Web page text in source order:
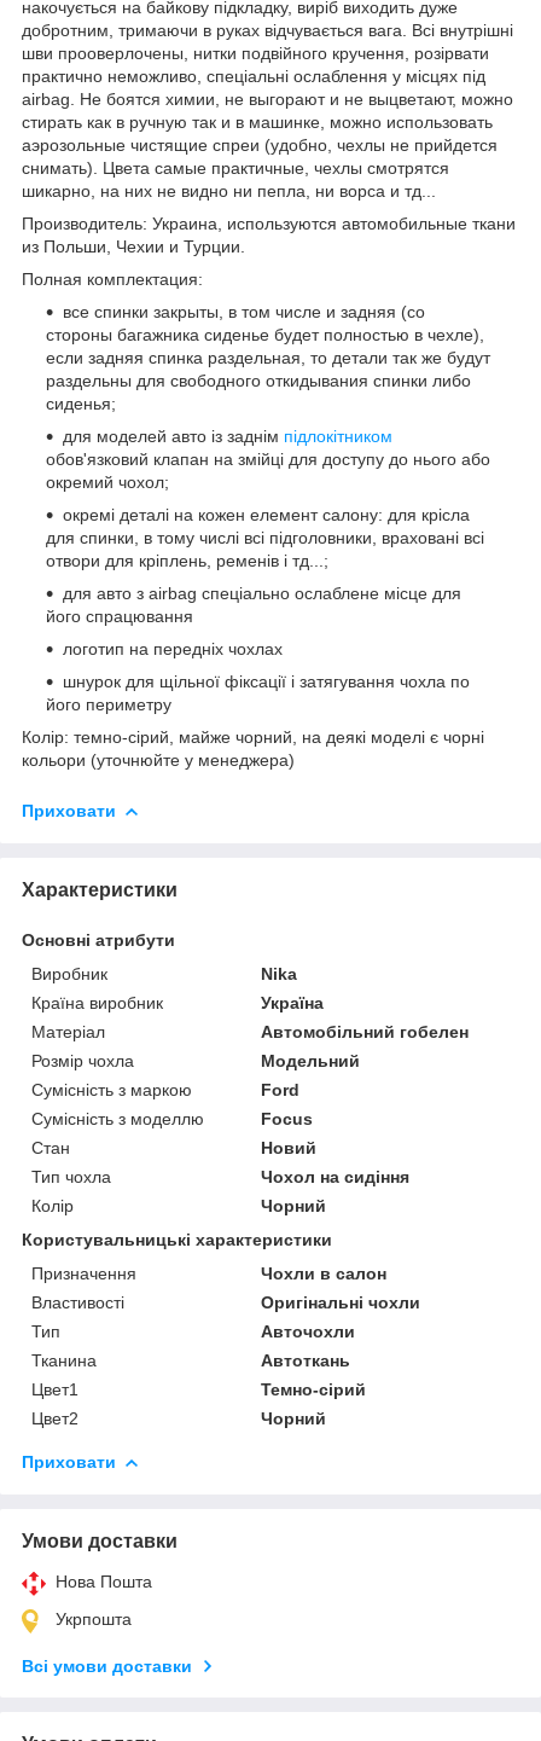
накочується на байкову підкладку, виріб виходить дуже
добротним, тримаючи в руках відчувається вага. Всі внутрішні
шви прооверлочены, нитки подвійного кручення, розірвати
практично неможливо, спеціальні ослаблення у місцях під
airbag. Не боятся химии, не выгорают и не выцветают, можно
стирать как в ручную так и в машинке, можно использовать
аэрозольные чистящие спреи (удобно, чехлы не прийдется
снимать). Цвета самые практичные, чехлы смотрятся
шикарно, на них не видно ни пепла, ни ворса и тд...
Производитель: Украина, используются автомобильные ткани
из Польши, Чехии и Турции.
Полная комплектация:
все спинки закрыты, в том числе и задняя (со
стороны багажника сиденье будет полностью в чехле),
если задняя спинка раздельная, то детали так же будут
раздельны для свободного откидывания спинки либо
сиденья;
для моделей авто із заднім підлокітником
обов'язковий клапан на змійці для доступу до нього або
окремий чохол;
окремі деталі на кожен елемент салону: для крісла
для спинки, в тому числі всі підголовники, враховані всі
отвори для кріплень, ременів і тд...;
для авто з airbag спеціально ослаблене місце для
його спрацювання
логотип на передніх чохлах
шнурок для щільної фіксації і затягування чохла по
його периметру
Колір: темно-сірий, майже чорний, на деякі моделі є чорні
кольори (уточнюйте у менеджера)
Приховати
Характеристики
Основні атрибути
Виробник
Nika
Країна виробник
Україна
Матеріал
Автомобільний гобелен
Розмір чохла
Модельний
Сумісність з маркою
Ford
Сумісність з моделлю
Focus
Стан
Новий
Тип чохла
Чохол на сидіння
Колір
Чорний
Користувальницькі характеристики
Призначення
Чохли в салон
Властивості
Оригінальні чохли
Тип
Авточохли
Тканина
Автоткань
Цвет1
Темно-сірий
Цвет2
Чорний
Приховати
Умови доставки
Нова Пошта
Укрпошта
Всі умови доставки